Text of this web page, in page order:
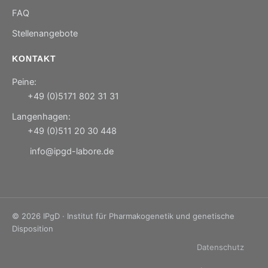
FAQ
Stellenangebote
KONTAKT
Peine:
+49 (0)5171 802 31 31
Langenhagen:
+49 (0)511 20 30 448
info@ipgd-labore.de
© 2026 IPgD · Institut für Pharmakogenetik und genetische
Disposition
Datenschutz